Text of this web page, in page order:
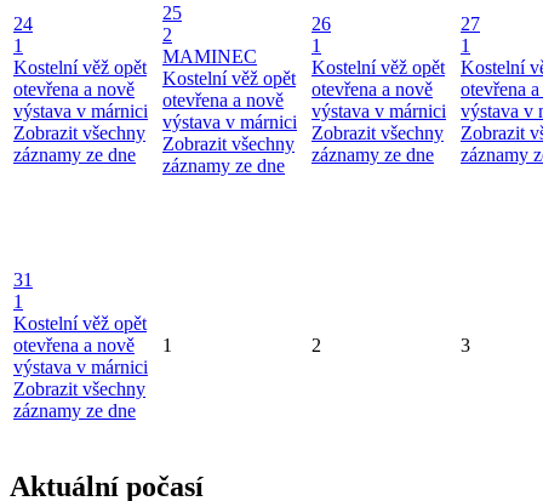
24
1
Kostelní věž opět
otevřena a nově
výstava v márnici
Zobrazit všechny
záznamy ze dne
25
2
MAMINEC
Kostelní věž opět
otevřena a nově
výstava v márnici
Zobrazit všechny
záznamy ze dne
26
1
Kostelní věž opět
otevřena a nově
výstava v márnici
Zobrazit všechny
záznamy ze dne
27
1
Kostelní
otevřena
výstava v
Zobrazit
záznamy
31
1
Kostelní věž opět
otevřena a nově
výstava v márnici
Zobrazit všechny
záznamy ze dne
1 2 3
Aktuální počasí